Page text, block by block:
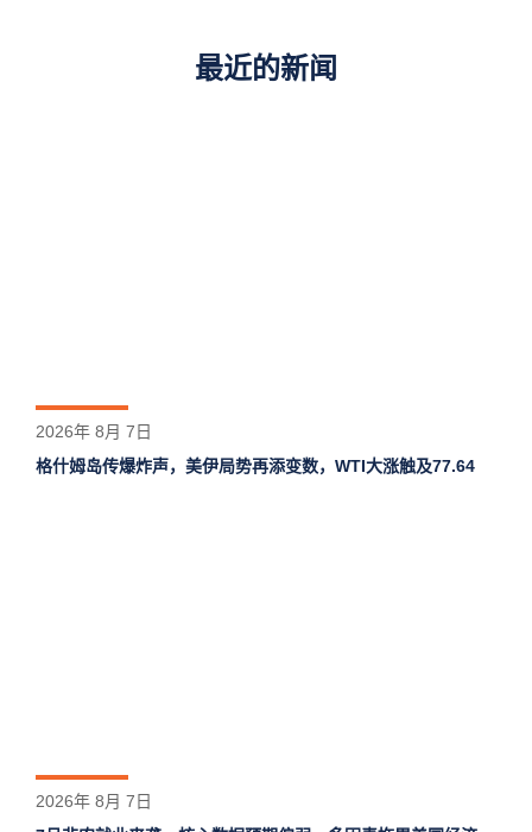
最近的新闻
2026年 8月 7日
格什姆岛‌传爆炸声，美伊局势再添变数，WTI大涨触及77.64
2026年 8月 7日